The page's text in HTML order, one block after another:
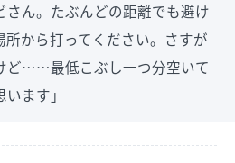
ん。たぶんどの距離でも避け
所から打ってください。さすが
ど……最低こぶし一つ分空いて
ます」